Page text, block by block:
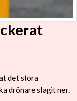
det stora
drönare slagit ner.